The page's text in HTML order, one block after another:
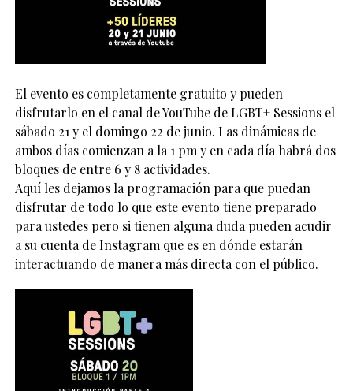
El evento es completamente gratuito y pueden
disfrutarlo en el canal de YouTube de LGBT+ Sessions el
sábado 21 y el domingo 22 de junio. Las dinámicas de
ambos días comienzan a la 1 pm y en cada día habrá dos
bloques de entre 6 y 8 actividades.
Aquí les dejamos la programación para que puedan
disfrutar de todo lo que este evento tiene preparado
para ustedes pero si tienen alguna duda pueden acudir
a su cuenta de Instagram que es en dónde estarán
interactuando de manera más directa con el público.